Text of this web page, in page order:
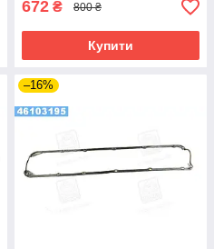
672 ₴ 800 ₴
Купити
–16%